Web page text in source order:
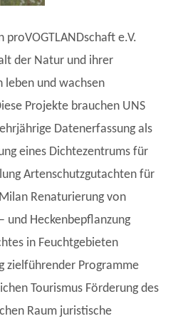
proVOGTLANDschaft e.V.
der Natur und ihrer
und wachsen
Projekte brauchen UNS
Datenerfassung als
eines Dichtezentrums für
Artenschutzgutachten für
Renaturierung von
und Heckenbepflanzung
in Feuchtgebieten
zielführender Programme
Tourismus Förderung des
Raum juristische